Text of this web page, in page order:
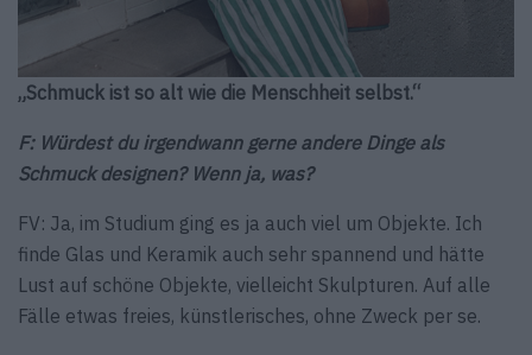
„Schmuck ist so alt wie die Menschheit selbst.“
F: Würdest du irgendwann gerne andere Dinge als
Schmuck designen? Wenn ja, was?
FV: Ja, im Studium ging es ja auch viel um Objekte. Ich
finde Glas und Keramik auch sehr spannend und hätte
Lust auf schöne Objekte, vielleicht Skulpturen. Auf alle
Fälle etwas freies, künstlerisches, ohne Zweck per se.